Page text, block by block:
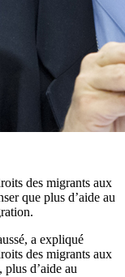
des migrants aux
que plus d’aide au
a expliqué
des migrants aux
d’aide au